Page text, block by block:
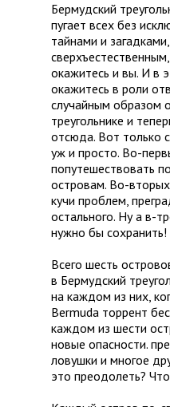
Бермудский
пугает всех без
тайнами и
окажитесь и вы. И в
окажитесь в роли
случайным образом
треугольнике и
отсюда. Вот только
уж и просто. Во-
попутешествовать
островам. Во-
кучи проблем,
остального. Ну а в-
нужно бы сохранить!
Всего шесть
в Бермудский
на каждом из них,
Bermuda торрент
каждом из шести
новые опасности.
ловушки и многое
это преодолеть?